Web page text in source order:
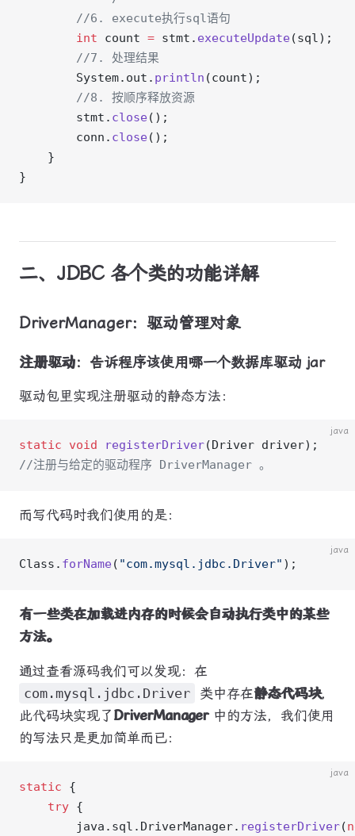
        //6. execute执行sql语句
        int
count = stmt. executeUpdate(sql);
        //7. 处理结果
        System.out.
println (count);
        //8. 按顺序释放资源
        stmt.
close();
        conn.
close();
    }
}
二、JDBC 各个类的功能详解
DriverManager：驱动管理对象
注册驱动：告诉程序该使用哪一个数据库驱动 jar
驱动包里实现注册驱动的静态方法：
java
static void registerDriver(Driver driver);
//注册与给定的驱动程序 DriverManager 。
而写代码时我们使用的是：
java
Class. forName( "com.mysql.jdbc.Driver" );
有一些类在加载进内存的时候会自动执行类中的某些
方法。
通过查看源码我们可以发现：在
com.mysql.jdbc.Driver
类中存在静态代码块，
此代码块实现了 DriverManager中的方法，我们使用
的写法只是更加简单而已：
java
static {
    try
{
        java.sql.DriverManager.
registerDriver(